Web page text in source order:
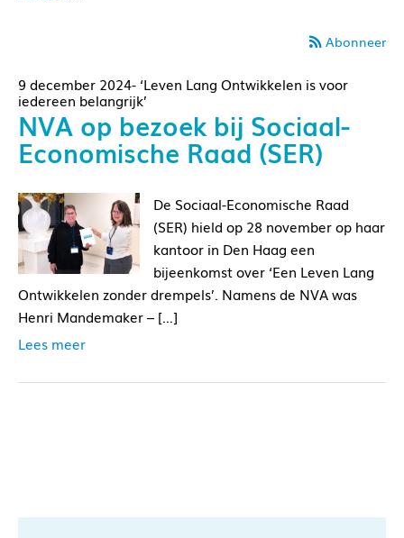
Abonneer
9 december 2024- ‘Leven Lang Ontwikkelen is voor
iedereen belangrijk’
NVA op bezoek bij Sociaal-
Economische Raad (SER)
De Sociaal-Economische Raad
(SER) hield op 28 november op haar
kantoor in Den Haag een
bijeenkomst over ‘Een Leven Lang
Ontwikkelen zonder drempels’. Namens de NVA was
Henri Mandemaker – […]
Lees meer